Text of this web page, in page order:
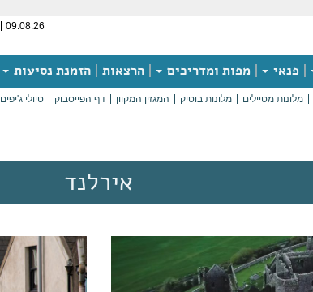
09.08.26
פנאי מפות ומדריכים הרצאות הזמנת נסיעות
מלונות מטיילים מלונות בוטיק המגזין המקוון דף הפייסבוק טיולי ג'יפים
אירלנד